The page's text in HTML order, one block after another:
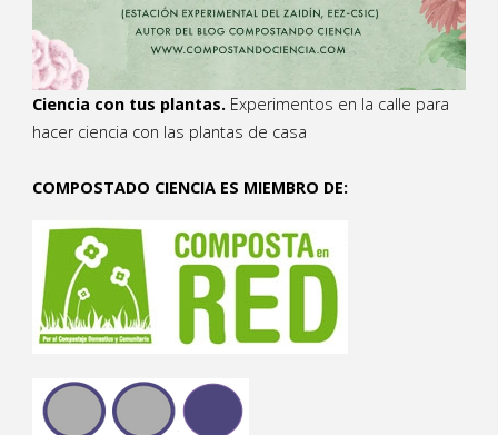
Ciencia con tus plantas. Experimentos en la calle para
hacer ciencia con las plantas de casa
COMPOSTADO CIENCIA ES MIEMBRO DE: